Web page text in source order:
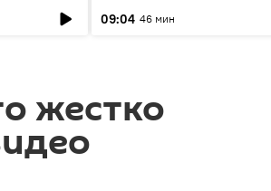
келечеги
09:04 46 мин
жестко